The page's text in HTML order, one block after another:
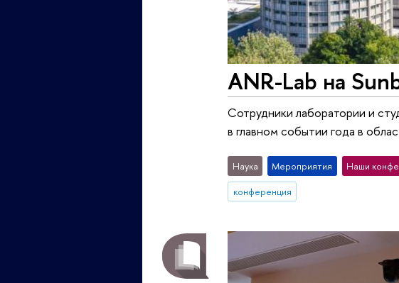
ANR-Lab на
Сотрудники лаборатории и
в главном событии года в
Наука Мероприятия Наши
конференция